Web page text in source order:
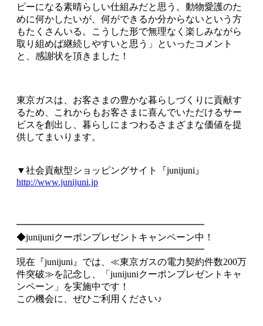
ピーになる素晴らしい仕組みだと思う。動物愛護のた
めに何かしたいが、何ができるか分からないという方
もたくさんいる。こうした形で無理なく楽しみながら
取り組めば継続しやすいと思う」といったコメント
と、感謝状を頂きました！
東京ガスは、お客さまの豊かな暮らしづくりに貢献す
るため、これからもお客さまに喜んでいただけるサー
ビスを創出し、暮らしにまつわるさまざまな価値を提
供してまいります。
▼社会貢献型ショッピングサイト『junijuni』
http://www.junijuni.jp
━━━━━━━━━━━━━━━━━━━━
◆junijuniクーポンプレゼントキャンペーン中！
━━━━━━━━━━━━━━━━━━━━
現在『junijuni』では、≪東京ガスの電力契約件数200万
件突破≫を記念し、「junijuniクーポンプレゼントキャ
ンペーン」を実施中です！
この機会に、ぜひご利用ください♪